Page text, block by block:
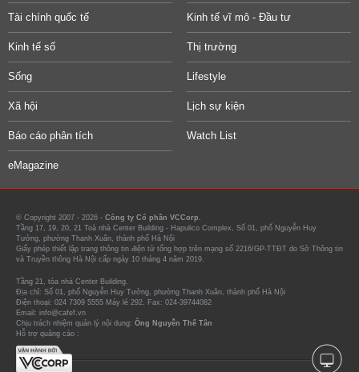
Tài chính quốc tế Kinh tế vĩ mô - Đầu tư
Kinh tế số Thị trường
Sống Lifestyle
Xã hội Lịch sự kiện
Báo cáo phân tích Watch List
eMagazine
© Copyright 2007 - 2026 - Công ty Cổ phần VCCorp.
Tầng 17, 19, 20, 21 Toà nhà Center Building - Hapulico Complex, Số 01, phố Nguyễn Huy
Tưởng, phường Thanh Xuân, thành phố Hà Nội
Giấy phép thiết lập trang thông tin điện tử tổng hợp trên mạng số 2216/GP-TTĐT do Sở Thông tin
và Truyền thông Hà Nội cấp ngày 10 tháng 4 năm 2019.
Tầng 21, tòa nhà Center Building.
Địa chỉ: Số 01, phố Nguyễn Huy Tưởng, phường Thanh Xuân, thành phố Hà Nội
Điện thoại: 024 7309 5555 Máy lẻ 292. Fax: 024-39744082
Email: info@cafef.vn
Chịu trách nhiệm quản lý nội dung: Ông Nguyễn Thế Tân
Hỗ trợ quảng cáo :